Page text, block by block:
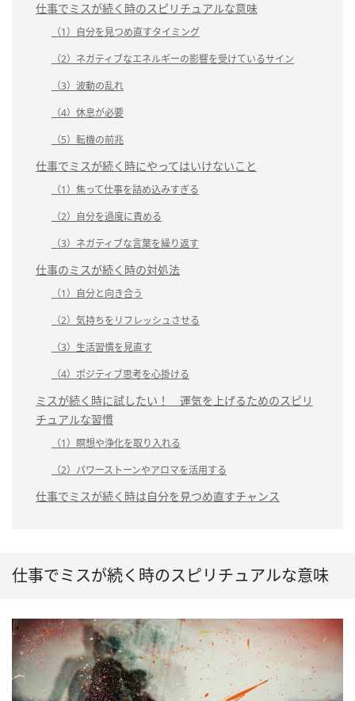
仕事でミスが続く時のスピリチュアルな意味
（1）自分を見つめ直すタイミング
（2）ネガティブなエネルギーの影響を受けているサイン
（3）波動の乱れ
（4）休息が必要
（5）転機の前兆
仕事でミスが続く時にやってはいけないこと
（1）焦って仕事を詰め込みすぎる
（2）自分を過度に責める
（3）ネガティブな言葉を繰り返す
仕事のミスが続く時の対処法
（1）自分と向き合う
（2）気持ちをリフレッシュさせる
（3）生活習慣を見直す
（4）ポジティブ思考を心掛ける
ミスが続く時に試したい！ 運気を上げるためのスピリ
チュアルな習慣
（1）瞑想や浄化を取り入れる
（2）パワーストーンやアロマを活用する
仕事でミスが続く時は自分を見つめ直すチャンス
仕事でミスが続く時のスピリチュアルな意味